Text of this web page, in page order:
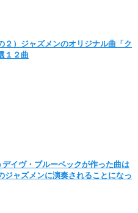
２）ジャズメンのオリジナル曲「ク
１２曲
デイヴ・ブルーベックが作った曲は
ジャズメンに演奏されることになっ